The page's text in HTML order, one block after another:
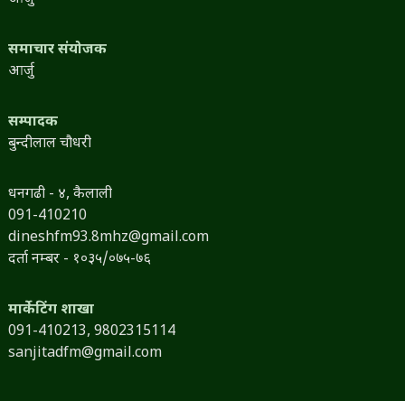
समाचार संयोजक
आर्जु
सम्पादक
बुन्दीलाल चौधरी
धनगढी - ४, कैलाली
091-410210
dineshfm93.8mhz@gmail.com
दर्ता नम्बर - १०३५/०७५-७६
मार्केटिंग शाखा
091-410213, 9802315114
sanjitadfm@gmail.com